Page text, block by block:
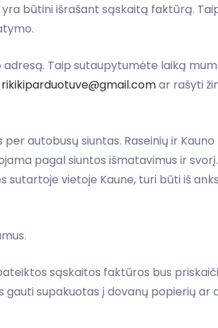
būtini išrašant sąskaitą faktūrą.
Taip sutaupytumėte laiką
rikikiparduotuve@gmail.comar rašyti
autobusų siuntas. Raseinių ir
pagal siuntos išmatavimus ir
sutartoje vietoje Kaune, turi būti iš
sąskaitos faktūros bus
supakuotas į dovanų popierių ar